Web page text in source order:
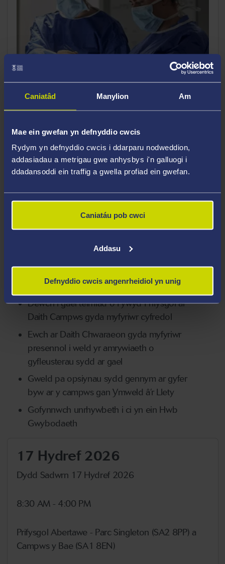
Caniatâd Manylion Am
Mae ein gwefan yn defnyddio cwcis
Rydym yn defnyddio cwcis i ddarparu nodweddion,
addasiadau a metrigau gwe anhysbys i'n galluogi i
ddadansoddi ein traffig a gwella profiad ein gwefan.
Caniatáu pob cwci
Addasu
Defnyddio cwcis angenrheidiol yn unig
Hydref Diwrnodau Agored 2026
Rydym yn edrych ymlaen at eich croesawu i Brifysgol
Mynychwch Sgwrs Croeso i ddysgu mwy
am Abertawe
Mynychu Sesiwn Pwnc lle byddwch yn
cyfleusterau addysgu.
Dewch i gael teimlad o Fywyd Prifysgol ar
Daith Campws gyda myfyriwr cyfredol
Ewch ar Daith Chwaraeon gyda myfyriwr
presennol i weld yr amrywiaeth o
gyfleusterau sydd ar gael
Gweld pa opsiynau sydd gennym ar gyfer
byw ar y campws gan Ymweld â’r Llety
Gofynnwch unrhywbeth i ci yn ein Hwb
Gwybodaeth
17 Hydref 2026
Dydd Sadwrn 17 Hydref 2026
8:30 AM - 4:00 PM
Prifysgol Abertawe - Parc Singleton (SA2 8PP) a
Campws y Bae (SA1 8EN)